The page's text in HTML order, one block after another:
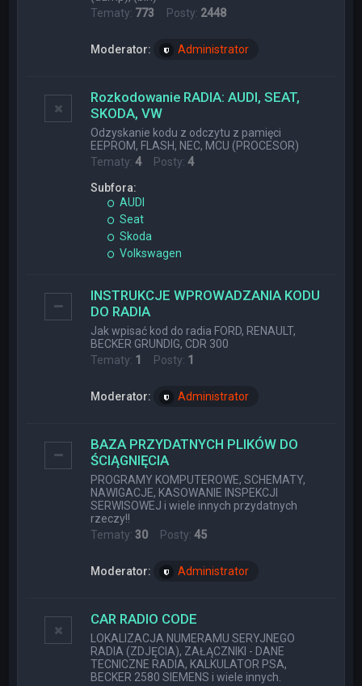
Tematy: 773 Posty: 2448
Moderator: Administrator
Rozkodowanie RADIA: AUDI, SEAT,
SKODA, VW
Odzyskanie kodu z odczytu z pamięci
EEPROM, FLASH, NEC, MCU (PROCESOR)
Tematy:4Posty:4
Subfora:
AUDI
Seat
Skoda
Volkswagen
INSTRUKCJE WPROWADZANIA KODU
DO RADIA
Jak wpisać kod do radia FORD, RENAULT,
BECKER GRUNDIG, CDR 300
Tematy: 1 Posty: 1
Moderator: Administrator
BAZA PRZYDATNYCH PLIKÓW DO
ŚCIĄGNIĘCIA
PROGRAMY KOMPUTEROWE, SCHEMATY,
NAWIGACJE, KASOWANIE INSPEKCJI
SERWISOWEJ i wiele innych przydatnych
rzeczy!!
Tematy:30 Posty:45
Moderator: Administrator
CAR RADIO CODE
LOKALIZACJA NUMERAMU SERYJNEGO
RADIA (ZDJĘCIA), ZAŁĄCZNIKI - DANE
TECNICZNE RADIA, KALKULATOR PSA,
BECKER 2580 SIEMENS i wiele innych.